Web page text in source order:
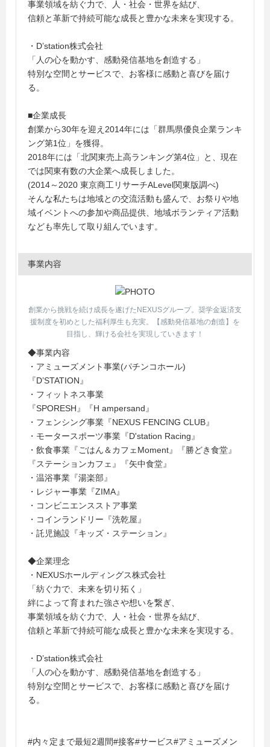
事業領域を紡ぐ力で、人・社会・世界を結び、
信頼と革新で持続可能な成長と豊かな未来を実現する。
・D’station株式会社
「人の心を動かす、感動発信基地を創造する」
特別な空間とサービスで、お客様に感動と喜びを届け
る。
■企業成長
創業から30年を迎え2014年には「群馬県優良企業ランキ
ング第1位」を獲得。
2018年には「北関東売上高ランキング第4位」と、現在
では関東有数の大企業へ成長しました。
(2014～2020 東京商工リサーチALevel関東版調べ)
そんな私たちは地域との交流活動も盛んで、お祭りや地
域イベントへの参加や商品提供、地域ボランティア活動
なども率先して取り組んでいます。
事業内容
創業から挑戦を続け成長を遂げたNEXUSグループ。奨学金返済支
援制度を初めとした福利厚生も充実。【感動発信基地の創造】を
目指し、輝ける会社を実現していきます！
◆事業内容
・アミューズメント事業(パチンコホール)
『D’STATION』
・フィットネス事業
『SPORESH』『H ampersand』
・フェンシング事業『NEXUS FENCING CLUB』
・モータースポーツ事業『D'station Racing』
・飲食事業『ごはん＆カフェMoment』『勝どき食堂』
『ステーションカフェ』『矢中食堂』
・温浴事業『湯楽部』
・レジャー事業『ZIMA』
・コンビニエンスストア事業
・コインランドリー『洗乾屋』
・託児施設『キッズ・ステーション』
◆企業理念
・NEXUSホールディングス株式会社
「紡ぐ力で、未来を切り拓く」
絆によって育まれた強さや想いを繋ぎ、
事業領域を紡ぐ力で、人・社会・世界を結び、
信頼と革新で持続可能な成長と豊かな未来を実現する。
・D’station株式会社
「人の心を動かす、感動発信基地を創造する」
特別な空間とサービスで、お客様に感動と喜びを届け
る。
#内々定まで最短2週間#接客#サービス#アミューズメン